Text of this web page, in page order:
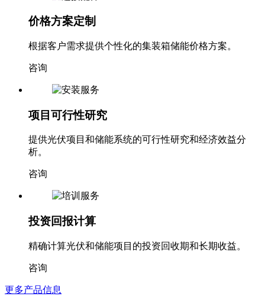
价格方案定制
根据客户需求提供个性化的集装箱储能价格方案。
咨询
项目可行性研究
提供光伏项目和储能系统的可行性研究和经济效益分
析。
咨询
投资回报计算
精确计算光伏和储能项目的投资回收期和长期收益。
咨询
更多产品信息